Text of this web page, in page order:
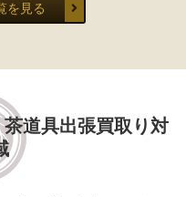
を見る
道具出張買取り対